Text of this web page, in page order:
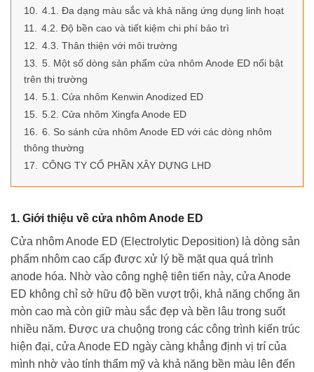
10.
4.1. Đa dạng màu sắc và khả năng ứng dụng linh hoạt
11.
4.2. Độ bền cao và tiết kiệm chi phí bảo trì
12.
4.3. Thân thiện với môi trường
13.
5. Một số dòng sản phẩm cửa nhôm Anode ED nổi bật
trên thị trường
14.
5.1. Cửa nhôm Kenwin Anodized ED
15.
5.2. Cửa nhôm Xingfa Anode ED
16.
6. So sánh cửa nhôm Anode ED với các dòng nhôm
thông thường
17.
CÔNG TY CỔ PHẦN XÂY DỰNG LHD
1. Giới thiệu về cửa nhôm Anode ED
Cửa nhôm Anode ED (Electrolytic Deposition) là dòng sản
phẩm nhôm cao cấp được xử lý bề mặt qua quá trình
anode hóa. Nhờ vào công nghệ tiên tiến này, cửa Anode
ED không chỉ sở hữu độ bền vượt trội, khả năng chống ăn
mòn cao mà còn giữ màu sắc đẹp và bền lâu trong suốt
nhiều năm. Được ưa chuộng trong các công trình kiến trúc
hiện đại, cửa Anode ED ngày càng khẳng định vị trí của
mình nhờ vào tính thẩm mỹ và khả năng bền màu lên đến